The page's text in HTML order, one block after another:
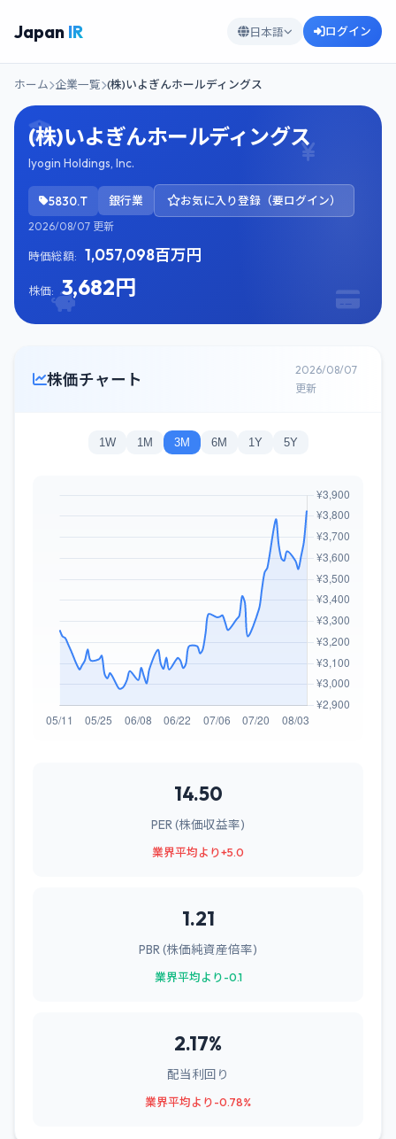
Japan IR 日本語 ログイン
ホーム 企業一覧 (株)いよぎんホールディングス
(株)いよぎんホールディングス
Iyogin Holdings, Inc.
5830.T 銀行業 お気に入り登録（要ログイン）
2026/08/07 更新
時価総額: 1,057,098百万円
株価: 3,682円
株価チャート
2026/08/07
更新
1W 1M 3M 6M 1Y 5Y
14.50
PER (株価収益率)
業界平均より+5.0
1.21
PBR (株価純資産倍率)
業界平均より-0.1
2.17%
配当利回り
業界平均より-0.78%